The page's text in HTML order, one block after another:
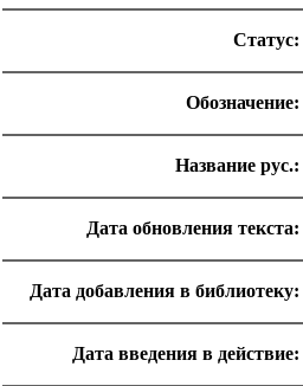
Статус:
Обозначение:
Название рус.:
Дата обновления текста:
Дата добавления в библиотеку:
Дата введения в действие: